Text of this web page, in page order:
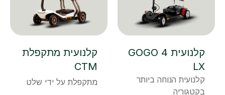
קלנועית 4 GOGO
LX
קלנועית הנוחה ביותר
בקטגוריה
קלנועית מתקפלת
CTM
מתקפלת על ידי שלט